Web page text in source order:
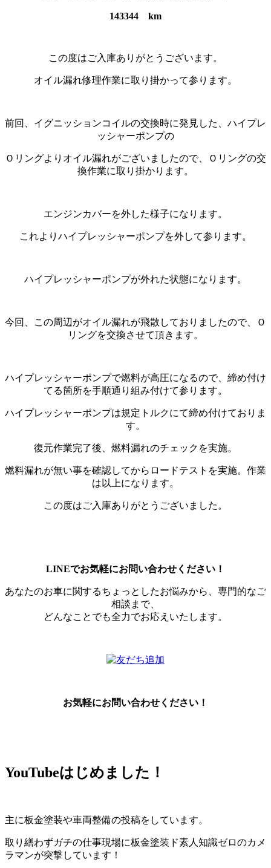
143344 km
この度はご入庫ありがとうございます。
オイル漏れ修理作業に取り掛かって参ります。
前回、イグニッションコイルの交換時に発見した、ハイプレ
ッシャーポンプの
Ｏリングよりオイル漏れがございましたので、Ｏリングの交
換作業に取り掛かります。
エンジンカバーを外した様子になります。
これよりハイプレッシャーポンプを外して参ります。
ハイプレッシャーポンプが外れた状態になります。
今回、この周辺がオイル漏れが飛散しておりましたので、Ｏ
リングを交換させて頂きます。
ハイプレッシャーポンプで燃料が高圧になるので、締め付け
てる箇所を手順通り組み付けて参ります。
ハイプレッシャーポンプは規定トルクにて締め付けておりま
す。
復元作業完了後、燃料漏れのチェックを実施。
燃料漏れが無い事を確認してからロードテストを実施。作業
は以上になります。
この度はご入庫ありがとうございました。
LINEでお気軽にお問い合わせください！
あなたのお車に関するちょっとしたお悩みから、専門的なご
相談まで、
どんなことでも全力でお応えいたします。
お気軽にお問い合わせください！
YouTubeはじめました！
主に板金塗装や車両整備の投稿をしています。
取り繕わずガチの仕事現場に板金塗装ド素人知識ゼロのカメ
ラマンが突撃しています！